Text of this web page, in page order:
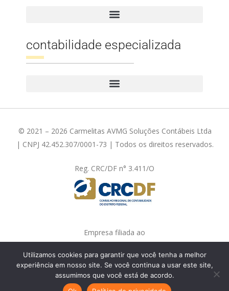
contabilidade especializada
© 2021 – 2026 Carmelitas AVMG Soluções Contábeis Ltda
| CNPJ 42.452.307/0001-73 | Todos os direitos reservados.
Reg. CRC/DF n° 3.411/O
Empresa filiada ao
Utilizamos cookies para garantir que você tenha a melhor
experiência em nosso site. Se você continua a usar este site,
assumimos que você está de acordo.
Fale com a gente!